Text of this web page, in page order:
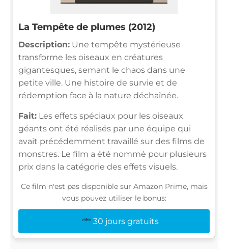
La Tempête de plumes (2012)
Description: Une tempête mystérieuse
transforme les oiseaux en créatures
gigantesques, semant le chaos dans une
petite ville. Une histoire de survie et de
rédemption face à la nature déchaînée.
Fait: Les effets spéciaux pour les oiseaux
géants ont été réalisés par une équipe qui
avait précédemment travaillé sur des films de
monstres. Le film a été nommé pour plusieurs
prix dans la catégorie des effets visuels.
Ce film n'est pas disponible sur Amazon Prime, mais
vous pouvez utiliser le bonus:
30 jours gratuits